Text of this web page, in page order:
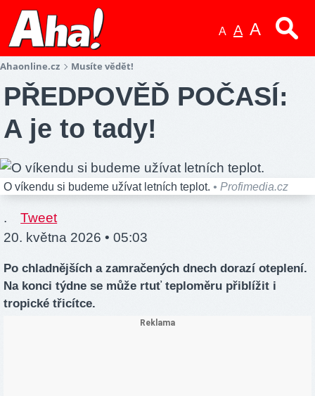
A A A
Ahaonline.cz Musíte vědět!
PŘEDPOVĚĎ POČASÍ:
A je to tady!
O víkendu si budeme užívat letních teplot. • Profimedia.cz
.
Tweet
20. května 2026 • 05:03
Po chladnějších a zamračených dnech dorazí oteplení.
Na konci týdne se může rtuť teploměru přiblížit i
tropické třicítce.